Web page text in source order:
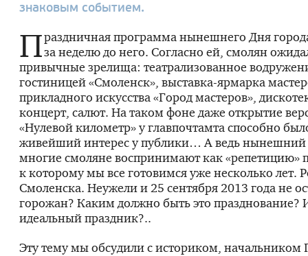
знаковым событием.
Праздничная программа нынешнего Дня
за неделю до него. Согласно ей, смолян
привычные зрелища: театрализованное
гостиницей «Смоленск», выставка-ярмарка
прикладного искусства «Город мастеров»,
концерт, салют. На таком фоне даже открытие
«Нулевой километр» у главпочтамта способно
живейший интерес у публики… А ведь нынешний
многие смоляне воспринимают как «репетицию»
к которому мы все готовимся уже несколько лет.
Смоленска. Неужели и 25 сентября 2013 года не
горожан? Каким должно быть это празднование?
идеальный праздник?..
Эту тему мы обсудили с историком, начальником